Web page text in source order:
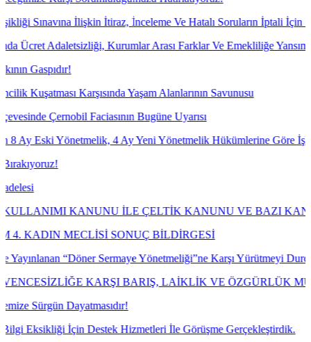
İlişkin İtiraz, İnceleme Ve Hatalı Soruların İptali İçin İtiraz
Kurumlar Arası Farklar Ve Emekliliğe Yansımayan Gelir
Karşısında Yaşam Alanlarının Savunusu
Faciasının Bugüne Uyarısı
Yönetmelik, 4 Ay Yeni Yönetmelik Hükümlerine Göre İşlem Tesis
KANUNU İLE ÇELTİK KANUNU VE BAZI
MECLİSİ SONUÇ BİLDİRGESİ
“Döner Sermaye Yönetmeliği”ne Karşı Yürütmeyi Durdurma ve
KARŞI BARIŞ, LAİKLİK VE ÖZGÜRLÜK
Dayatmasıdır!
İçin Destek Hizmetleri İle Görüşme Gerçekleştirdik.